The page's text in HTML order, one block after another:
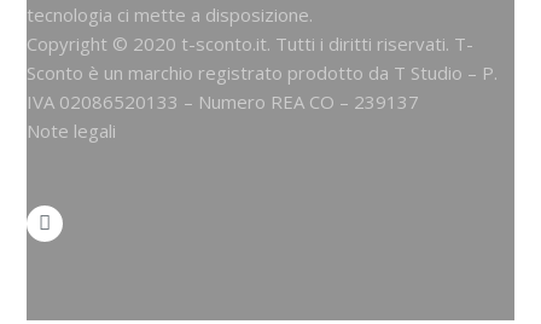
tecnologia ci mette a disposizione.
Copyright © 2020 t-sconto.it. Tutti i diritti riservati. T-
Sconto è un marchio registrato prodotto da T Studio – P.
IVA 02086520133 – Numero REA CO – 239137
Note legali